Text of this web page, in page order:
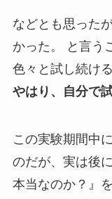
などとも思った
かった。 と言う
色々と試し続け
やはり、自分で
この実験期間中
のだが、実は後
本当なのか？』